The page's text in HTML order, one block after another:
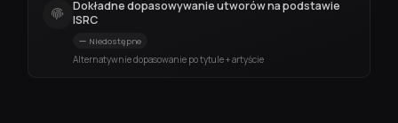
Dokładne dopasowywanie utworów na podstawie
ISRC
Niedostępne
Alternatywnie dopasowanie po tytule + artyście